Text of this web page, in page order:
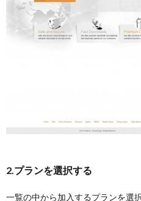
2.プランを選択する
一覧の中から加入するプランを選